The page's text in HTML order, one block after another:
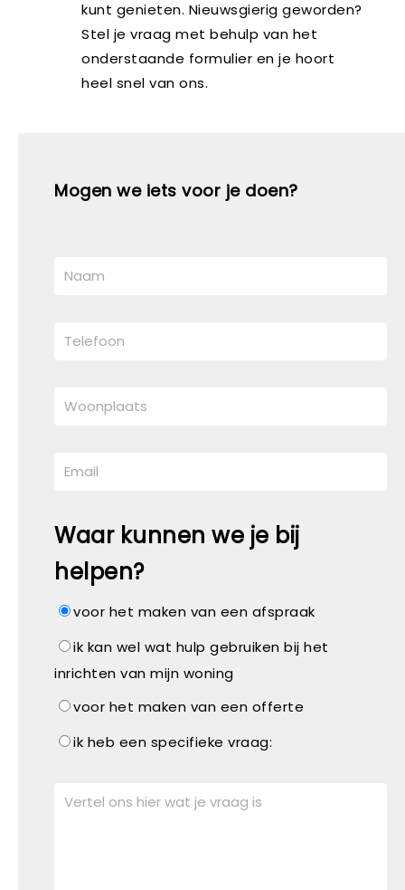
kunt genieten. Nieuwsgierig geworden?
Stel je vraag met behulp van het
onderstaande formulier en je hoort
heel snel van ons.
Mogen we iets voor je doen?
Waar kunnen we je bij
helpen?
voor het maken van een afspraak
ik kan wel wat hulp gebruiken bij het
inrichten van mijn woning
voor het maken van een offerte
ik heb een specifieke vraag: